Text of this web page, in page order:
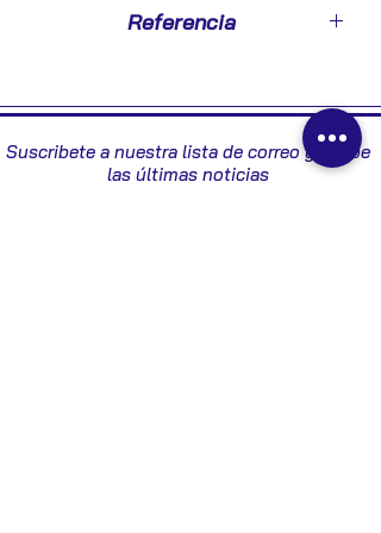
Referencia
Suscribete a nuestra lista de correo y recibe
las últimas noticias